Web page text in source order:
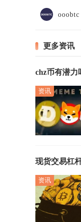
ooobtc
更多资讯
chz币有潜力
现货交易杠